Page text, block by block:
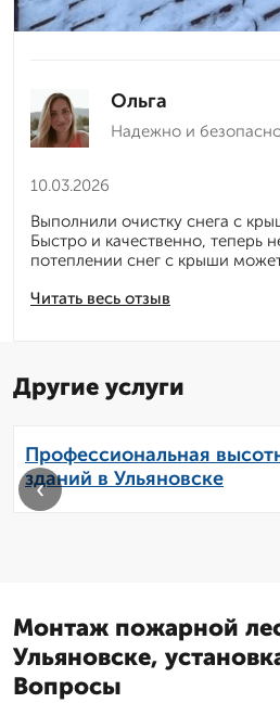
Ольга
Надежно и
10.03.2026
Читать весь отзыв
Выполнили очистку снега с
Быстро и качественно, теперь
потеплении снег с крыши
Другие услуги
Профессиональная
зданий в Ульяновске
‹
Монтаж пожарной
Ульяновске,
Вопросы